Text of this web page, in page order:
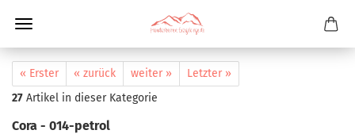
« Erster « zurück weiter »
Letzter »
27 Artikel in dieser Kategorie
Cora - 014-petrol